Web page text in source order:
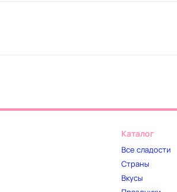
Каталог
Все сладости
Страны
Вкусы